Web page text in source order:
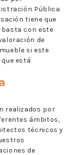
Pública
tiene que
con este
de
si este
está
realizados por
ámbitos,
técnicos y
de